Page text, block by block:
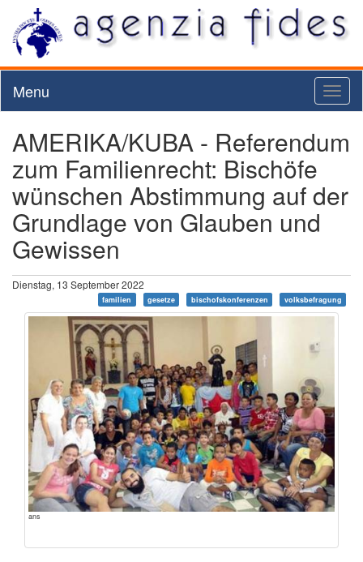
Menu
AMERIKA/KUBA - Referendum
zum Familienrecht: Bischöfe
wünschen Abstimmung auf der
Grundlage von Glauben und
Gewissen
Dienstag, 13 September 2022
familien gesetze bischofskonferenzen volksbefragung
ans